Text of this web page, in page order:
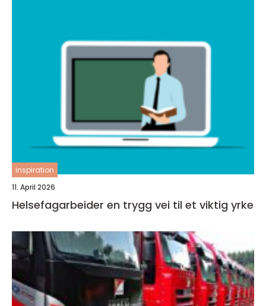
inspiration
11. April 2026
Helsefagarbeider en trygg vei til et viktig yrke